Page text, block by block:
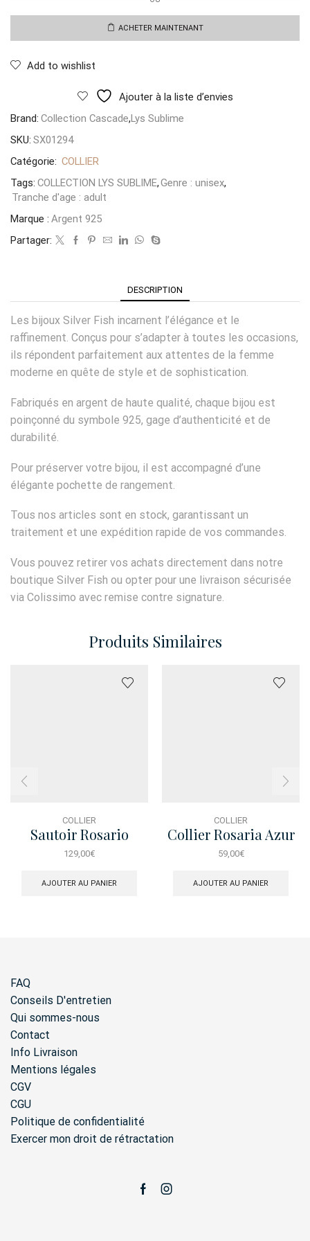
Brume
ACHETER MAINTENANT
Add to wishlist
Ajouter à la liste d’envies
Brand: Collection Cascade,Lys Sublime
SKU: SX01294
Catégorie: COLLIER
Tags: COLLECTION LYS SUBLIME,Genre : unisex,
Tranche d'age : adult
Marque : Argent 925
Partager:
DESCRIPTION
Les bijoux Silver Fish incarnent l’élégance et le
raffinement. Conçus pour s’adapter à toutes les occasions,
ils répondent parfaitement aux attentes de la femme
moderne en quête de style et de sophistication.
Fabriqués en argent de haute qualité, chaque bijou est
poinçonné du symbole 925, gage d’authenticité et de
durabilité.
Pour préserver votre bijou, il est accompagné d’une
élégante pochette de rangement.
Tous nos articles sont en stock, garantissant un
traitement et une expédition rapide de vos commandes.
Vous pouvez retirer vos achats directement dans notre
boutique Silver Fish ou opter pour une livraison sécurisée
via Colissimo avec remise contre signature.
Produits Similaires
COLLIER
Sautoir Rosario
Turquoise Dore
129,00€
AJOUTER AU PANIER
COLLIER
Collier Rosaria Azur
59,00€
AJOUTER AU PANIER
FAQ
Conseils D'entretien
Qui sommes-nous
Contact
Info Livraison
Mentions légales
CGV
CGU
Politique de confidentialité
Exercer mon droit de rétractation
FacebookInstagram